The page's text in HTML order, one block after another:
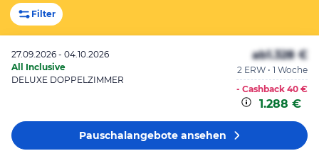
Filter
27.09.2026 - 04.10.2026
All Inclusive
DELUXE DOPPELZIMMER
ab1.328 €
2 ERW • 1 Woche
- Cashback 40 €
1.288 €
Pauschalangeboteansehen